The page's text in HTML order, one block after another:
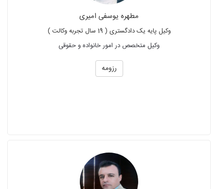
مطهره یوسفی امیری
وکیل پایه یک دادگستری ( 19 سال تجربه وکالت )
وکیل متخصص در امور خانواده و حقوقی
رزومه